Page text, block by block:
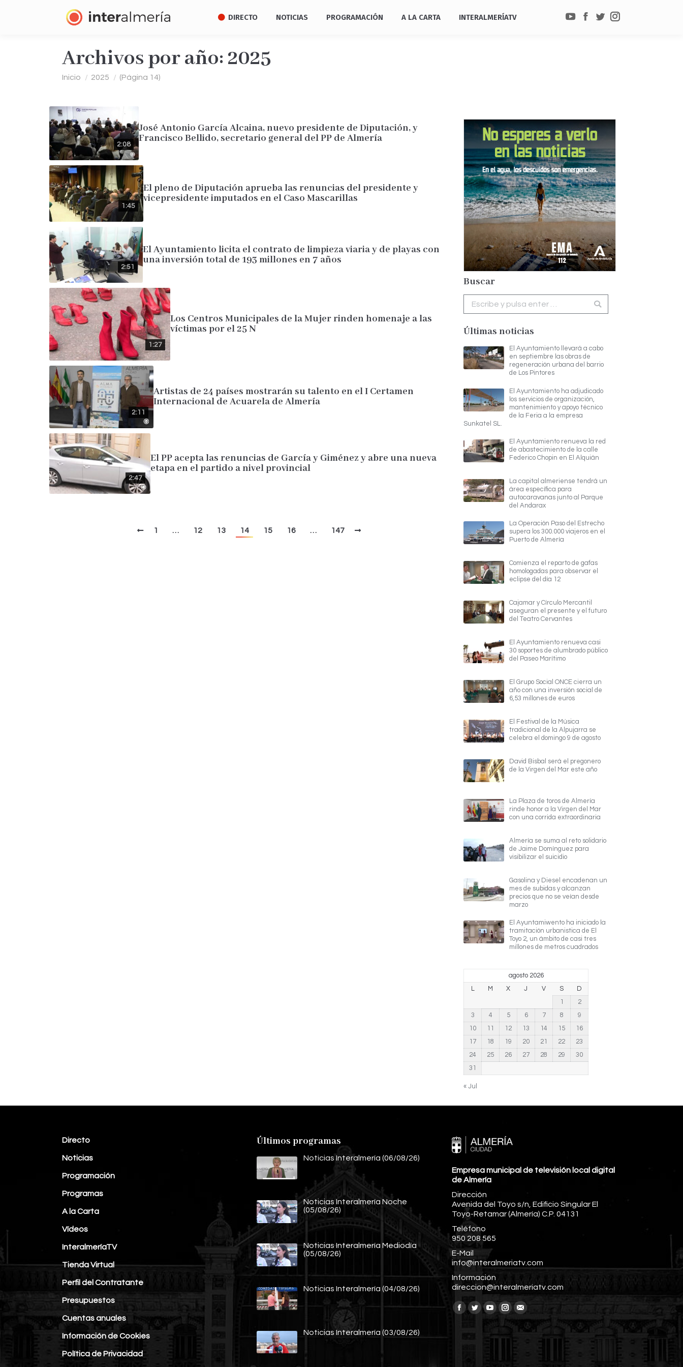
DIRECTO NOTICIAS PROGRAMACIÓN A LA CARTA INTERALMERÍATV
YouTube
Facebook
TwitterInstagram
Archivos por año:2025
Estás aquí:
Inicio 2025 (Página 14)
2:08
José Antonio García Alcaina, nuevo presidente de Diputación, y
Francisco Bellido, secretario general del PP de Almería
1:45
El pleno de Diputación aprueba las renuncias del presidente y
vicepresidente imputados en el Caso Mascarillas
2:51
El Ayuntamiento licita el contrato de limpieza viaria y de playas con
una inversión total de 193 millones en 7 años
1:27
Los Centros Municipales de la Mujer rinden homenaje a las
víctimas por el 25 N
2:11
Artistas de 24 países mostrarán su talento en el I Certamen
Internacional de Acuarela de Almería
2:47
El PP acepta las renuncias de García y Giménez y abre una nueva
etapa en el partido a nivel provincial
1 … 12 13 14 15 16 … 147
Buscar
Últimas noticias
El Ayuntamiento llevará a cabo
en septiembre las obras de
regeneración urbana del barrio
de Los Pintores
El Ayuntamiento ha adjudicado
los servicios de organización,
mantenimiento y apoyo técnico
de la Feria a la empresa
Sunkatel SL.
El Ayuntamiento renueva la red
de abastecimiento de la calle
Federico Chopin en El Alquián
La capital almeriense tendrá un
área específica para
autocaravanas junto al Parque
del Andarax
La Operación Paso del Estrecho
supera los 300.000 viajeros en el
Puerto de Almería
Comienza el reparto de gafas
homologadas para observar el
eclipse del día 12
Cajamar y Círculo Mercantil
aseguran el presente y el futuro
del Teatro Cervantes
El Ayuntamiento renueva casi
30 soportes de alumbrado público
del Paseo Marítimo
El Grupo Social ONCE cierra un
año con una inversión social de
6,53 millones de euros
El Festival de la Música
tradicional de la Alpujarra se
celebra el domingo 9 de agosto
David Bisbal será el pregonero
de la Virgen del Mar este año
La Plaza de toros de Almería
rinde honor a la Virgen del Mar
con una corrida extraordinaria
Almería se suma al reto solidario
de Jaime Domínguez para
visibilizar el suicidio
Gasolina y Diesel encadenan un
mes de subidas y alcanzan
precios que no se veían desde
marzo
El Ayuntamiwento ha iniciado la
tramitación urbanistica de El
Toyo 2, un ámbito de casi tres
millones de metros cuadrados
agosto 2026
L
M X J V S
D
1
2
3
4 5 6 7 8
9
10
11 12 13 14 15
16
17
18 19 20 21 22
23
24
25 26 27 28 29
30
31
« Jul
Directo
Noticias
Programación
Programas
A la Carta
Vídeos
InteralmeríaTV
Tienda Virtual
Perfil del Contratante
Presupuestos
Cuentas anuales
Información de Cookies
Política de Privacidad
Últimos programas
Noticias Interalmería (06/08/26)
Noticias Interalmería Noche
(05/08/26)
Noticias Interalmería Mediodía
(05/08/26)
Noticias Interalmería (04/08/26)
Noticias Interalmería (03/08/26)
Empresa municipal de televisión local digital
de Almería
Dirección
Avenida del Toyo s/n, Edificio Singular El
Toyo-Retamar (Almería) C.P. 04131
Teléfono
950 208 565
E-Mail
info@interalmeriatv.com
Información
direccion@interalmeriatv.com
Encuéntranos en:
Facebook
TwitterYouTube
Instagram
Mail